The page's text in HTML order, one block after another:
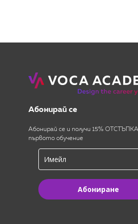
Абонирай се
Абонирай се и получи 15%
първото обучение
Абониране